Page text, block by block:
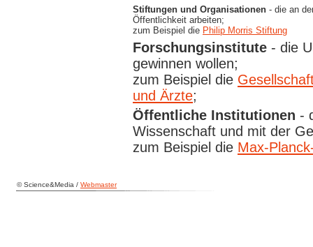
Stiftungen und Organisationen - die an
Öffentlichkeit arbeiten;
zum Beispiel die Philip Morris Stiftung
Forschungsinstitute - die
gewinnen wollen;
zum Beispiel die
und Ärzte;
Öffentliche Institutionen -
Wissenschaft und mit der
zum Beispiel die Max-
© Science&Media / Webmaster